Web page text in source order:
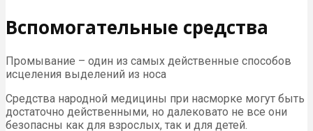
Вспомогательные средства
Промывание – один из самых действенные способов
исцеления выделений из носа
Средства народной медицины при насморке могут быть
достаточно действенными, но далековато не все они
безопасны как для взрослых, так и для детей.